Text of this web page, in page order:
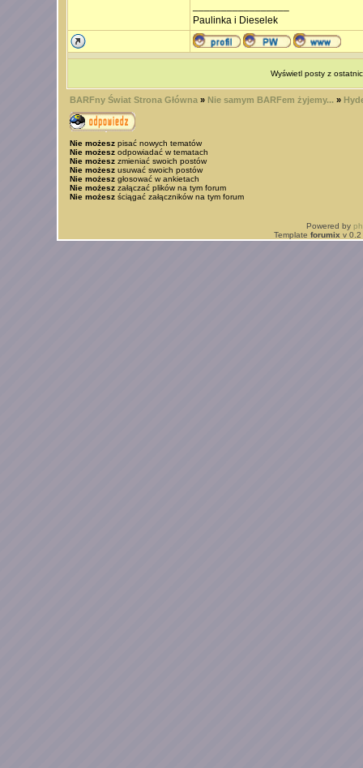
Paulinka i Dieselek
Wyświetl posty z
BARFny Świat Strona Główna» Nie samym BARFem żyjemy... »
Nie możeszpisać nowych tematów
Nie możeszodpowiadać w tematach
Nie możeszzmieniać swoich postów
Nie możeszusuwać swoich postów
Nie możeszgłosować w ankietach
Nie możeszzałączać plików na tym forum
Nie możeszściągać załączników na tym forum
Powered by
Template forumix v 0.2